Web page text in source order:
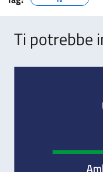
Ti potrebbe